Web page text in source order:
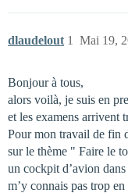
dlaudelout Mai 19,
1
Bonjour à tous,
alors voilà, je suis en
et les examens arrivent
Pour mon travail de fin
sur le thème " Faire le
un cockpit d’avion
m’y connais pas trop